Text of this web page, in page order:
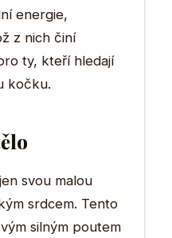
energie,
z nich činí
ty, kteří hledají
kočku.
svou malou
srdcem. Tento
silným poutem